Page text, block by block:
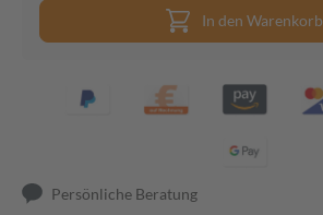
In den Warenkorb
Persönliche Beratung